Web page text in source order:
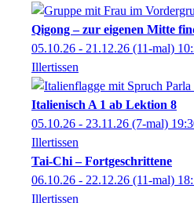
Qigong – zur eigenen Mitte
05.10.26 - 21.12.26 (11-mal)
Illertissen
Italienisch A 1 ab Lektion 8
05.10.26 - 23.11.26 (7-mal)
Illertissen
Tai-Chi – Fortgeschrittene
06.10.26 - 22.12.26 (11-mal)
Illertissen